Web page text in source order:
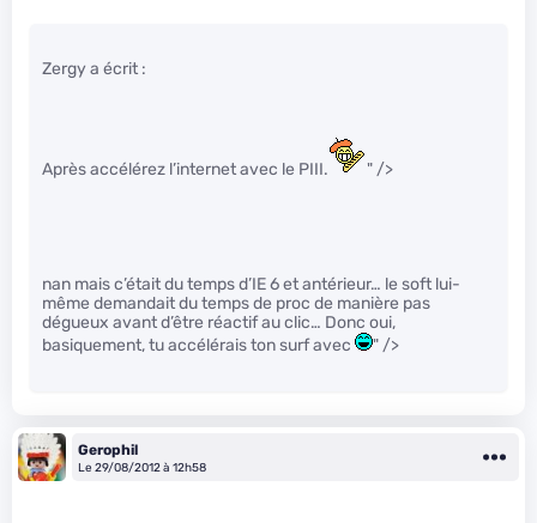
Zergy a écrit :
Après accélérez l’internet avec le PIII. " />
nan mais c’était du temps d’IE 6 et antérieur… le soft lui-
même demandait du temps de proc de manière pas
dégueux avant d’être réactif au clic… Donc oui,
basiquement, tu accélérais ton surf avec
" />
Gerophil
Le 29/08/2012 à 12h58